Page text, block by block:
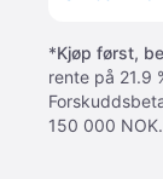
*Kjøp først,
rente på 21.9
150 000